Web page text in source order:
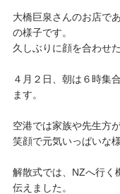
大橋巨泉さんのお店で
の様子です。
久しぶりに顔を合わせ
４月２日、朝は６時集
ます。
空港では家族や先生方
笑顔で元気いっぱいな
解散式では、NZへ行く
伝えました。